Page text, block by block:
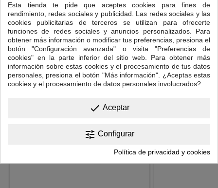
Tiempo de infusión: 3-6 minutos.
12 OTROS PRODUCTOS EN LA MISMA CATEGORÍA:
>
<
Esta tienda te pide que aceptes cookies para fines de
rendimiento, redes sociales y publicidad. Las redes sociales y las
cookies publicitarias de terceros se utilizan para ofrecerte
funciones de redes sociales y anuncios personalizados. Para
obtener más información o modificar tus preferencias, presiona el
botón "Configuración avanzada" o visita "Preferencias de
cookies" en la parte inferior del sitio web. Para obtener más
información sobre estas cookies y el procesamiento de tus datos
personales, presiona el botón "Más información". ¿Aceptas estas
cookies y el procesamiento de datos personales involucrados?
done Aceptar
tune Configurar
Política de privacidad y cookies